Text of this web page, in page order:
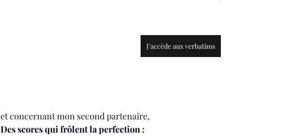
J'accède aux verbatims
et concernant mon second partenaire,
Des scores qui frôlent la perfection :